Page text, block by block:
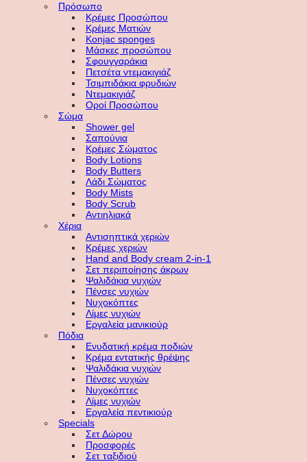
Πρόσωπο
Κρέμες Προσώπου
Κρέμες Ματιών
Konjac sponges
Μάσκες προσώπου
Σφουγγαράκια
Πετσέτα ντεμακιγιάζ
Τσιμπιδάκια φρυδιών
Ντεμακιγιάζ
Οροί Προσώπου
Σώμα
Shower gel
Σαπούνια
Κρέμες Σώματος
Body Lotions
Body Butters
Λάδι Σώματος
Body Mists
Body Scrub
Αντιηλιακά
Χέρια
Αντισηπτικά χεριών
Κρέμες χεριών
Hand and Body cream 2-in-1
Σετ περιποίησης άκρων
Ψαλιδάκια νυχιών
Πένσες νυχιών
Νυχοκόπτες
Λίμες νυχιών
Εργαλεία μανικιούρ
Πόδια
Ενυδατική κρέμα ποδιών
Κρέμα εντατικής θρέψης
Ψαλιδάκια νυχιών
Πένσες νυχιών
Νυχοκόπτες
Λίμες νυχιών
Εργαλεία πεντικιούρ
Specials
Σετ Δώρου
Προσφορές
Σετ ταξιδιού